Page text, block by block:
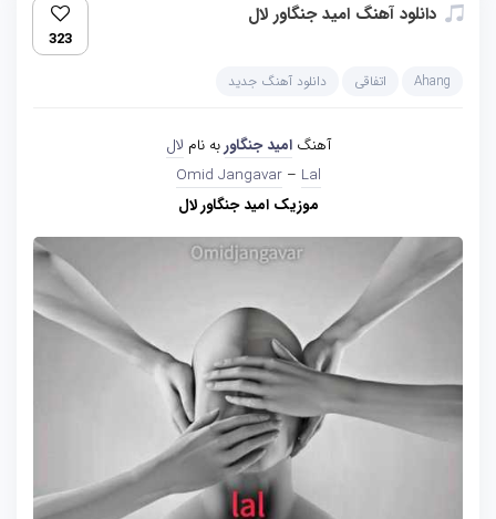
دانلود آهنگ امید جنگاور لال
323
Ahang اتفاقی دانلود آهنگ جدید
آهنگامید جنگاوربه نام لال
Omid Jangavar– Lal
موزیک امید جنگاور لال